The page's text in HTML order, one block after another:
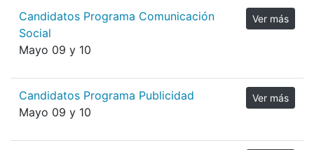
Candidatos Programa Comunicación
Social
Mayo 09 y 10
Ver más
Candidatos Programa Publicidad
Mayo 09 y 10
Ver más